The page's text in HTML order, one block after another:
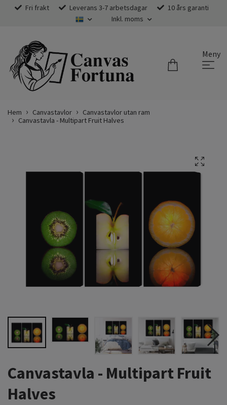
Fri frakt Leverans 3-7 arbetsdagar
10 års garanti
Inkl. moms
Meny
Hem Canvastavlor
Canvastavlor utan ram
Canvastavla - Multipart Fruit Halves
Canvastavla - Multipart Fruit
Halves